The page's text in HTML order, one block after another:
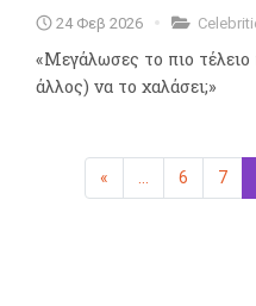
24 Φεβ 2026
«Μεγάλωσες το πιο τέλειο
άλλος) να το χαλάσει;»
« Προηγούμενη
6 7